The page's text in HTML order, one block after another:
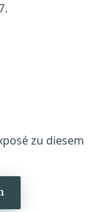
zu diesem